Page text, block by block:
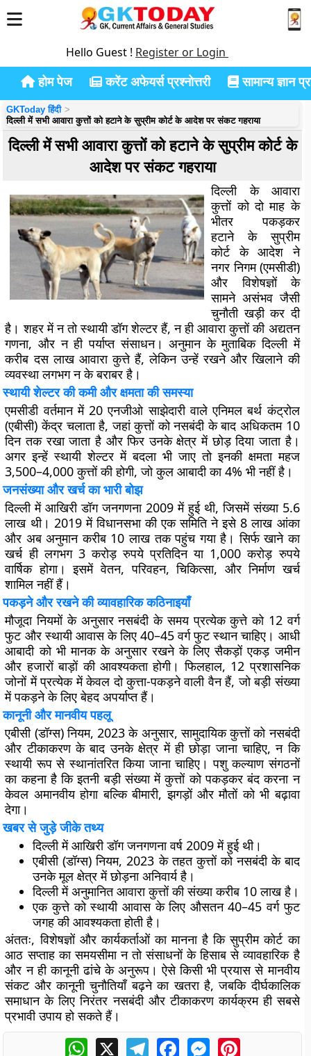
Hello Guest ! Register or Login
होम पेज करेंट अफेयर्स प्रश्नोत्तरी सामान्य ज्ञान
GKToday हिंदी
दिल्ली में सभी आवारा कुत्तों को हटाने के सुप्रीम कोर्ट के आदेश पर संकट गहराया
दिल्ली में सभी आवारा कुत्तों को हटाने के सुप्रीम कोर्ट के
आदेश पर संकट गहराया
दिल्ली के आवारा
कुत्तों को दो माह के
भीतर पकड़कर
हटाने के सुप्रीम
कोर्ट के आदेश ने
नगर निगम (एमसीडी)
और विशेषज्ञों के
सामने असंभव जैसी
चुनौती खड़ी कर दी
है। शहर में न तो स्थायी डॉग शेल्टर हैं, न ही आवारा कुत्तों की अद्यतन
गणना, और न ही पर्याप्त संसाधन। अनुमान के मुताबिक दिल्ली में
करीब दस लाख आवारा कुत्ते हैं, लेकिन उन्हें रखने और खिलाने की
व्यवस्था लगभग न के बराबर है।
स्थायी शेल्टर की कमी और क्षमता की समस्या
एमसीडी वर्तमान में 20 एनजीओ साझेदारी वाले एनिमल बर्थ कंट्रोल
(एबीसी) केंद्र चलाता है, जहां कुत्तों को नसबंदी के बाद अधिकतम 10
दिन तक रखा जाता है और फिर उनके क्षेत्र में छोड़ दिया जाता है।
अगर इन्हें स्थायी शेल्टर में बदला भी जाए तो इनकी क्षमता महज
3,500–4,000 कुत्तों की होगी, जो कुल आबादी का 4% भी नहीं है।
जनसंख्या और खर्च का भारी बोझ
दिल्ली में आखिरी डॉग जनगणना 2009 में हुई थी, जिसमें संख्या 5.6
लाख थी। 2019 में विधानसभा की एक समिति ने इसे 8 लाख आंका
और अब अनुमान करीब 10 लाख तक पहुंच गया है। सिर्फ खाने का
खर्च ही लगभग 3 करोड़ रुपये प्रतिदिन या 1,000 करोड़ रुपये
वार्षिक होगा। इसमें वेतन, परिवहन, चिकित्सा, और निर्माण खर्च
शामिल नहीं हैं।
पकड़ने और रखने की व्यावहारिक कठिनाइयाँ
मौजूदा नियमों के अनुसार नसबंदी के समय प्रत्येक कुत्ते को 12 वर्ग
फुट और स्थायी आवास के लिए 40–45 वर्ग फुट स्थान चाहिए। आधी
आबादी को भी मानक के अनुसार रखने के लिए सैकड़ों एकड़ जमीन
और हजारों बाड़ों की आवश्यकता होगी। फिलहाल, 12 प्रशासनिक
जोनों में प्रत्येक में केवल दो कुत्ता-पकड़ने वाली वैन हैं, जो बड़ी संख्या
में पकड़ने के लिए बेहद अपर्याप्त हैं।
कानूनी और मानवीय पहलू
एबीसी (डॉग्स) नियम, 2023 के अनुसार, सामुदायिक कुत्तों को नसबंदी
और टीकाकरण के बाद उनके क्षेत्र में ही छोड़ा जाना चाहिए, न कि
स्थायी रूप से स्थानांतरित किया जाना चाहिए। पशु कल्याण संगठनों
का कहना है कि इतनी बड़ी संख्या में कुत्तों को पकड़कर बंद करना न
केवल अमानवीय होगा बल्कि बीमारी, झगड़ों और मौतों को भी बढ़ावा
देगा।
खबर से जुड़े जीके तथ्य
दिल्ली में आखिरी डॉग जनगणना वर्ष 2009 में हुई थी।
एबीसी (डॉग्स) नियम, 2023 के तहत कुत्तों को नसबंदी के बाद
उनके मूल क्षेत्र में छोड़ना अनिवार्य है।
दिल्ली में अनुमानित आवारा कुत्तों की संख्या करीब 10 लाख है।
एक कुत्ते को स्थायी आवास के लिए औसतन 40–45 वर्ग फुट
जगह की आवश्यकता होती है।
अंततः, विशेषज्ञों और कार्यकर्ताओं का मानना है कि सुप्रीम कोर्ट का
आठ सप्ताह का समयसीमा न तो संसाधनों के हिसाब से व्यावहारिक है
और न ही कानूनी ढांचे के अनुरूप। ऐसे किसी भी प्रयास से मानवीय
संकट और कानूनी चुनौतियाँ बढ़ने का खतरा है, जबकि दीर्घकालिक
समाधान के लिए निरंतर नसबंदी और टीकाकरण कार्यक्रम ही सबसे
प्रभावी उपाय हो सकते हैं।
WhatsApp
X TelegramFacebookMessengerPinterest